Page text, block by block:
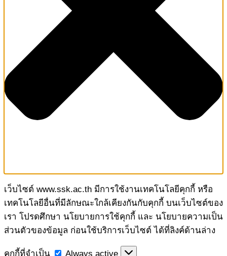
เว็บไซต์ www.ssk.ac.th มีการใช้งานเทคโนโลยีคุกกี้ หรือ
เทคโนโลยีอื่นที่มีลักษณะใกล้เคียงกันกับคุกกี้ บนเว็บไซต์ของ
เรา โปรดศึกษา นโยบายการใช้คุกกี้ และ นโยบายความเป็น
ส่วนตัวของข้อมูล ก่อนใช้บริการเว็บไซต์ ได้ที่ลิงค์ด้านล่าง
คุกกี้ที่จำเป็น
คุกกี้
Always active